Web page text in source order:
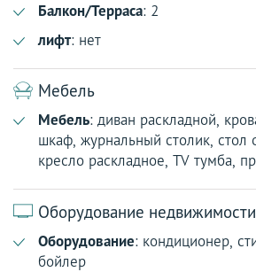
Балкон/Терраса: 2
лифт: нет
Мебель
Мебель: диван раскладной,
шкаф, журнальный столик, стол
кресло раскладное, TV тумба,
Оборудование недвижимости
Оборудование: кондиционер,
бойлер